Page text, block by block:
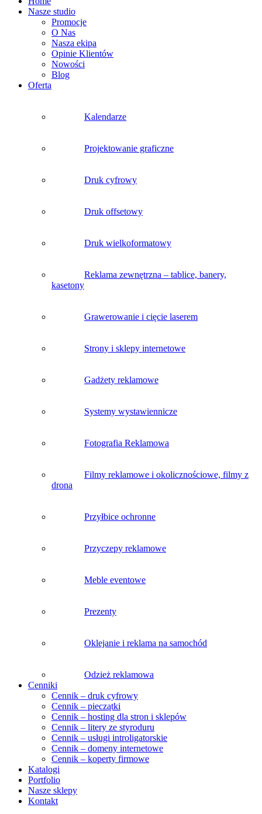
Nasze studio
Promocje
O Nas
Nasza ekipa
Opinie Klientów
Nowości
Blog
Oferta
Kalendarze
Projektowanie graficzne
Druk cyfrowy
Druk offsetowy
Druk wielkoformatowy
Reklama zewnętrzna – tablice, banery,
kasetony
Grawerowanie i cięcie laserem
Strony i sklepy internetowe
Gadżety reklamowe
Systemy wystawiennicze
Fotografia Reklamowa
Filmy reklamowe i okolicznościowe, filmy z
drona
Przyłbice ochronne
Przyczepy reklamowe
Meble eventowe
Prezenty
Oklejanie i reklama na samochód
Odzież reklamowa
Cenniki
Cennik – druk cyfrowy
Cennik – pieczątki
Cennik – hosting dla stron i sklepów
Cennik – litery ze styroduru
Cennik – usługi introligatorskie
Cennik – domeny internetowe
Cennik – koperty firmowe
Katalogi
Portfolio
Nasze sklepy
Kontakt